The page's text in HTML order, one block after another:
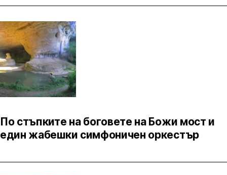
По стъпките на боговете на Божи мост и
един жабешки симфоничен оркестър